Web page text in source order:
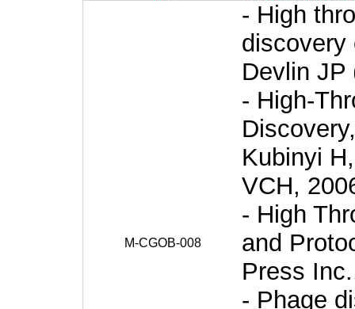
M-CGOB-008
- High
discovery
Devlin JP
- High-
Kubinyi
VCH,
- High
and
Press
- Phage